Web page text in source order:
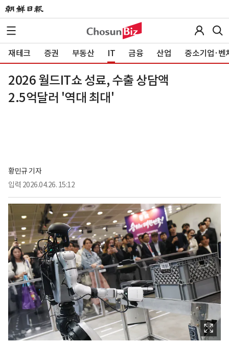
재테크 증권 부동산 IT 금융 산업 중소기업·벤
2026 월드IT쇼 성료, 수출 상담액
2.5억달러 '역대 최대'
황민규 기자
입력 2026.04.26. 15:12